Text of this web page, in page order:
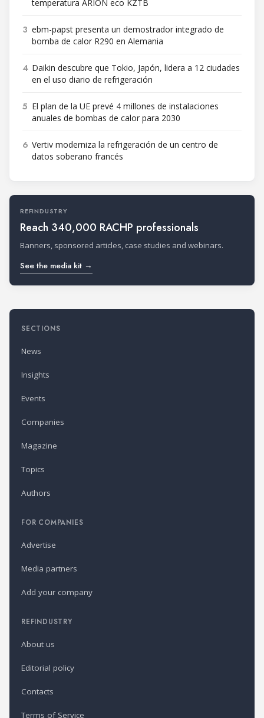
temperatura ARION eco KZTB
3 ebm-papst presenta un demostrador integrado de
bomba de calor R290 en Alemania
4 Daikin descubre que Tokio, Japón, lidera a 12 ciudades
en el uso diario de refrigeración
5 El plan de la UE prevé 4 millones de instalaciones
anuales de bombas de calor para 2030
6 Vertiv moderniza la refrigeración de un centro de
datos soberano francés
REFINDUSTRY
Reach 340,000 RACHP professionals
Banners, sponsored articles, case studies and webinars.
See the media kit →
SECTIONS
News
Insights
Events
Companies
Magazine
Topics
Authors
FOR COMPANIES
Advertise
Media partners
Add your company
REFINDUSTRY
About us
Editorial policy
Contacts
Terms of Service